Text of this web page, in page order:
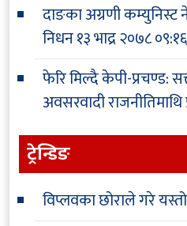
दाङका अग्रणी कम्युनिस्ट
निधन१३ भाद्र २०७८ ०९:१६
फेरि मिल्दै केपी-प्रचण्ड:
अवसरवादी राजनीतिमाथि
ट्रेन्डिङ
विप्लवका छोराले गरे